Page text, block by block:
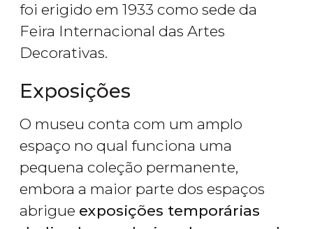
foi erigido em 1933 como sede da
Feira Internacional das Artes
Decorativas.
Exposições
O museu conta com um amplo
espaço no qual funciona uma
pequena coleção permanente,
embora a maior parte dos espaços
abrigue exposições temporárias